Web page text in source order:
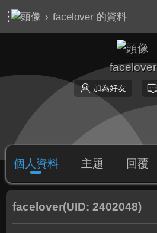
› facelover 的資料
facelover
加為好友
個人資料 主題 回覆
facelover(UID: 2402048)